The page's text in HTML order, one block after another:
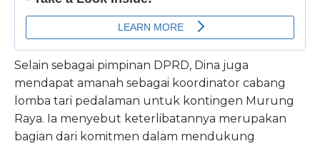
Selain sebagai pimpinan DPRD, Dina juga
mendapat amanah sebagai koordinator cabang
lomba tari pedalaman untuk kontingen Murung
Raya. Ia menyebut keterlibatannya merupakan
bagian dari komitmen dalam mendukung